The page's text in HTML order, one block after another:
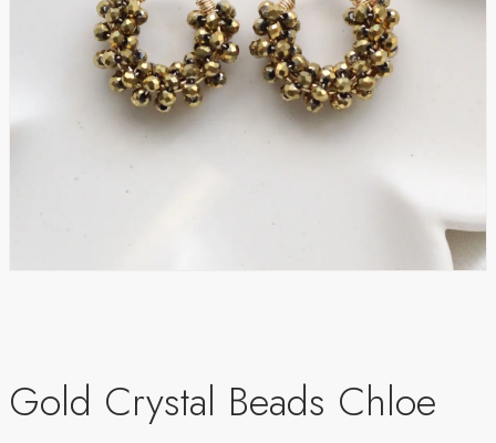
Gold Crystal Beads Chloe